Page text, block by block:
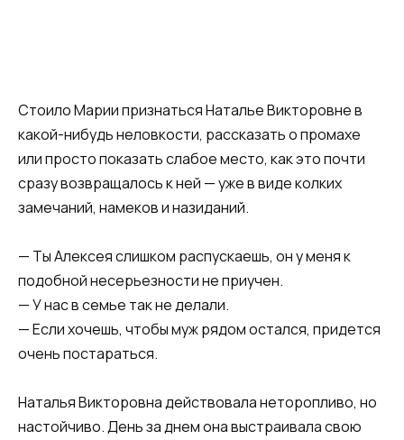
Стоило Марии признаться Наталье Викторовне в
какой-нибудь неловкости, рассказать о промахе
или просто показать слабое место, как это почти
сразу возвращалось к ней — уже в виде колких
замечаний, намеков и назиданий.
— Ты Алексея слишком распускаешь, он у меня к
подобной несерьезности не приучен.
— У нас в семье так не делали.
— Если хочешь, чтобы муж рядом остался, придется
очень постараться.
Наталья Викторовна действовала неторопливо, но
настойчиво. День за днем она выстраивала свою